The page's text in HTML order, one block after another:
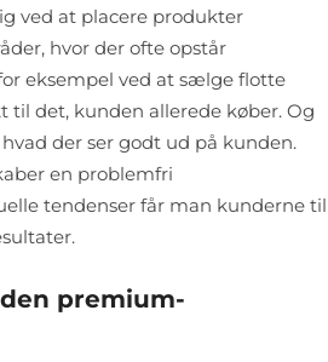
ved at placere produkter
hvor der ofte opstår
eksempel ved at sælge flotte
til det, kunden allerede køber. Og
der ser godt ud på kunden.
en problemfri
tendenser får man kunderne til
premium-